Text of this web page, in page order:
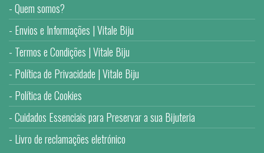
Quem somos?
Envios e Informações | Vitale Biju
Termos e Condições | Vitale Biju
Política de Privacidade | Vitale Biju
Política de Cookies
Cuidados Essenciais para Preservar a sua Bijuteria
Livro de reclamações eletrónico